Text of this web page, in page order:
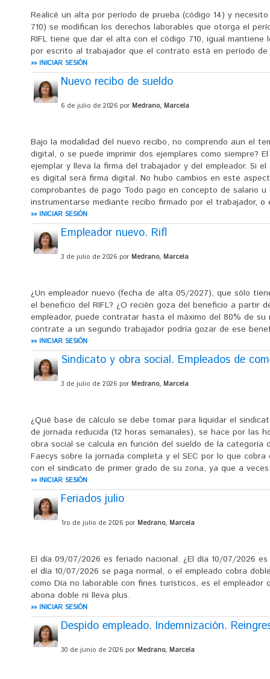
Realicé un alta por período de prueba (código 14) y
710) se modifican los derechos laborables que otorga el
RIFL tiene que dar el alta con el código 710, igual
por escrito al trabajador que el contrato está en período de
»» INICIAR SESIÓN
Nuevo recibo de sueldo
6 de julio de 2026 por Medrano, Marcela
Bajo la modalidad del nuevo recibo, no comprendo aun el
digital, o se puede imprimir dos ejemplares como siempre?
ejemplar y lleva la firma del trabajador y del empleador. Si
es digital será firma digital. No hubo cambios en este
comprobantes de pago Todo pago en concepto de salario
instrumentarse mediante recibo firmado por el trabajador,
»» INICIAR SESIÓN
Empleador nuevo. Rifl
3 de julio de 2026 por Medrano, Marcela
¿Un empleador nuevo (fecha de alta 05/2027), que sólo
el beneficio del RIFL? ¿O recién goza del beneficio a partir
empleador, puede contratar hasta el máximo del 80% de
contrate a un segundo trabajador podría gozar de ese
»» INICIAR SESIÓN
Sindicato y obra social. Empleados de
3 de julio de 2026 por Medrano, Marcela
¿Qué base de cálculo se debe tomar para liquidar el
de jornada reducida (12 horas semanales), se hace por las
obra social se calcula en función del sueldo de la categoría
Faecys sobre la jornada completa y el SEC por lo que
con el sindicato de primer grado de su zona, ya que a
»» INICIAR SESIÓN
Feriados julio
1ro de julio de 2026 por Medrano, Marcela
El día 09/07/2026 es feriado nacional. ¿El día 10/07/2026
el día 10/07/2026 se paga normal, o el empleado cobra
como Día no laborable con fines turísticos, es el
abona doble ni lleva plus.
»» INICIAR SESIÓN
Despido empleado. Indemnización.
30 de junio de 2026 por Medrano, Marcela